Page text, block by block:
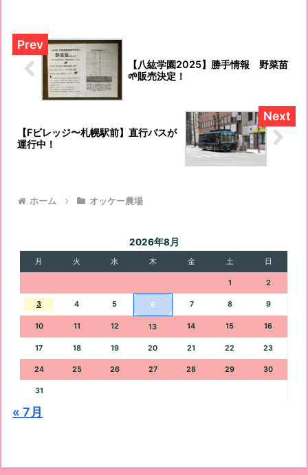
【八紘学園2025】勝手情報 野菜苗
🌱販売決定！
【Fビレッジ〜札幌駅前】直行バスが
運行中！
ホーム オッケー農場
2026年8月
月 火 水 木 金 土 日
1 2
3 4 5 6 7 8 9
10 11 12 13 14 15 16
17 18 19 20 21 22 23
24 25 26 27 28 29 30
31
« 7月